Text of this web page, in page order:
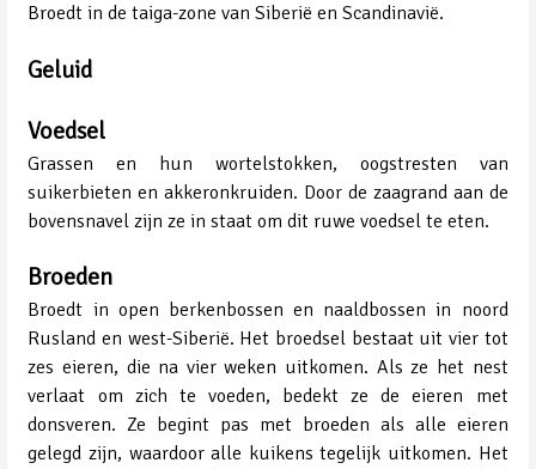
Broedt in de taiga-zone van Siberië en Scandinavië.
Geluid
Voedsel
Grassen en hun wortelstokken, oogstresten van
suikerbieten en akkeronkruiden. Door de zaagrand aan de
bovensnavel zijn ze in staat om dit ruwe voedsel te eten.
Broeden
Broedt in open berkenbossen en naaldbossen in noord
Rusland en west-Siberië. Het broedsel bestaat uit vier tot
zes eieren, die na vier weken uitkomen. Als ze het nest
verlaat om zich te voeden, bedekt ze de eieren met
donsveren. Ze begint pas met broeden als alle eieren
gelegd zijn, waardoor alle kuikens tegelijk uitkomen. Het